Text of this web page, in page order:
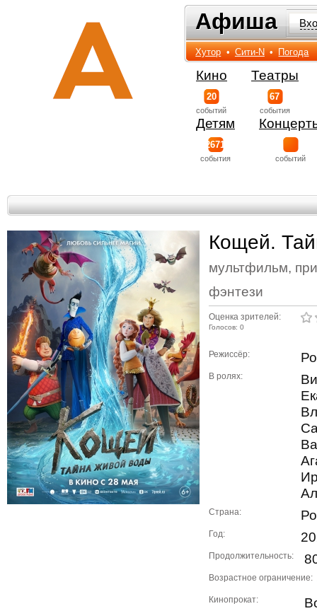
Афиша
Афиша
Хутор • Сити-N • Погода
Кино
20
событий
Театры
67
события
Детям
2671
события событий
Кощей.
мультфильм,
фэнтези
Оценка зрителей:
Голосов: 0
Режиссёр:
В ролях:
Страна:
Год:
Продолжительность:
Возрастное ограничение:
Кинопрокат: